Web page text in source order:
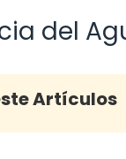
del
Artículos